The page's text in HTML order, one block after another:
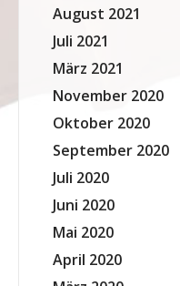
August 2021
Juli 2021
März 2021
November 2020
Oktober 2020
September 2020
Juli 2020
Juni 2020
Mai 2020
April 2020